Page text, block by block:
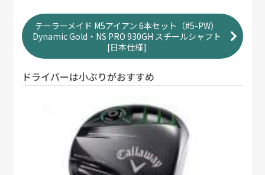
テーラーメイド M5アイアン 6本セット（#5-PW）
Dynamic Gold・NS PRO 930GH スチールシャフト
[日本仕様]
ドライバーは小ぶりがおすすめ